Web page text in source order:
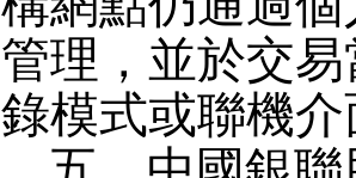
管理，並於交
錄模式或聯機